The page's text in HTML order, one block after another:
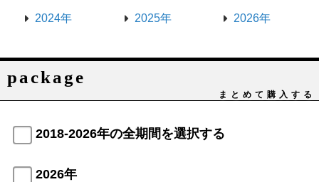
2024年 2025年 2026年
package
まとめて購入する
2018-2026年の全期間を選択する
2026年